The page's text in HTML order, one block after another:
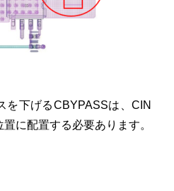
を下げるCBYPASSは、CIN
に配置する必要あります。